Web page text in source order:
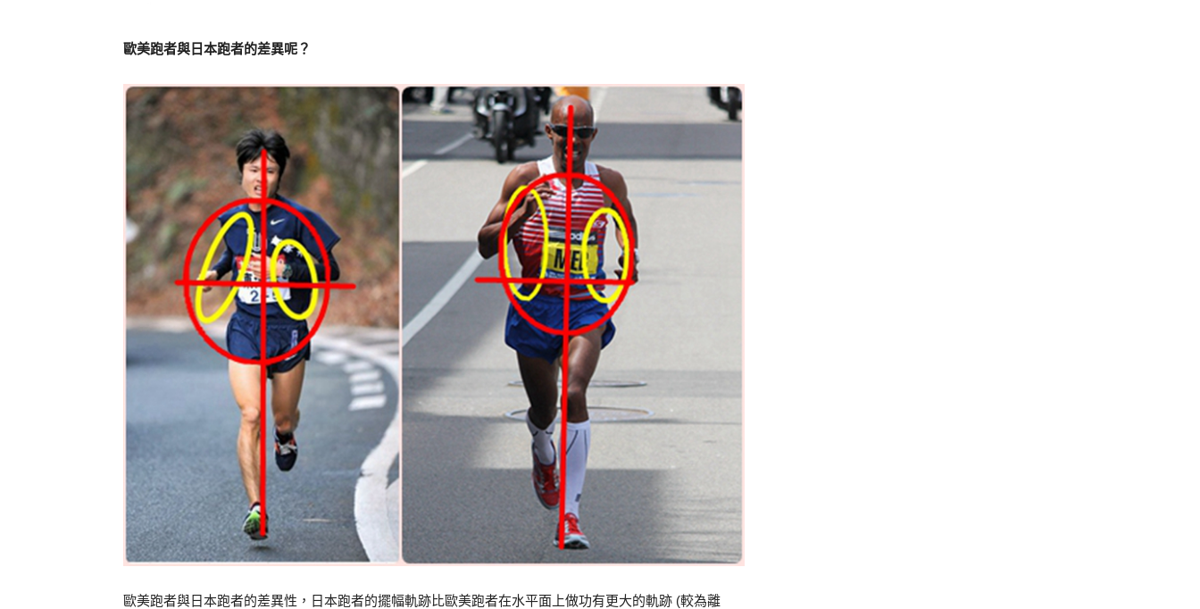
歐美跑者與日本跑者的差異呢？
歐美跑者與日本跑者的差異性，日本跑者的擺幅軌跡比歐美跑者在水平面上做功有更大的軌跡 (較為離